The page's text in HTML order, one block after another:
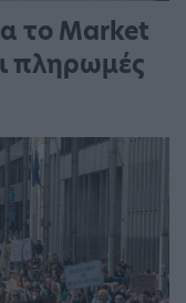
το Market
πληρωμές